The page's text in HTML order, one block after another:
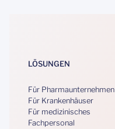
LÖSUNGEN
Für Pharmaunternehmen
Für Krankenhäuser
Für medizinisches
Fachpersonal